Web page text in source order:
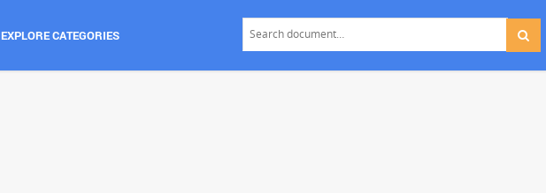
EXPLORE CATEGORIES